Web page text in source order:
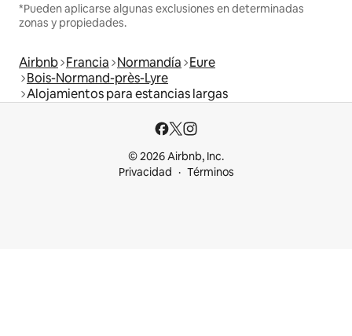
*Pueden aplicarse algunas exclusiones en determinadas
zonas y propiedades.
Airbnb Francia Normandía Eure
Bois-Normand-près-Lyre
Alojamientos para estancias largas
© 2026 Airbnb, Inc.
Privacidad
Términos